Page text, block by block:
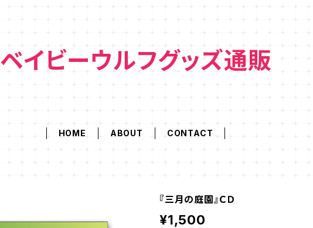
ベイビーウルフグッズ通販
HOME ABOUT CONTACT
『三月の庭園』ＣＤ
¥1,500